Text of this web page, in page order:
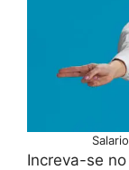
Increva-se